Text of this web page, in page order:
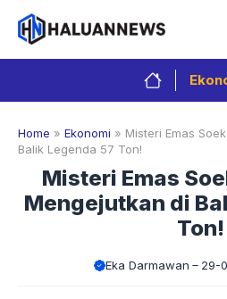
Langsung
isi
Home » Ekonomi » Misteri Emas
Balik Legenda 57 Ton!
Misteri Emas
Mengejutkan di
Ton!
Eka Darmawan 29-